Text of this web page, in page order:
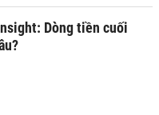
Dòng tiền cuối